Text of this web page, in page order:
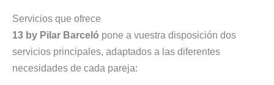
Servicios que ofrece
13 by Pilar Barceló pone a vuestra disposición dos
servicios principales, adaptados a las diferentes
necesidades de cada pareja: